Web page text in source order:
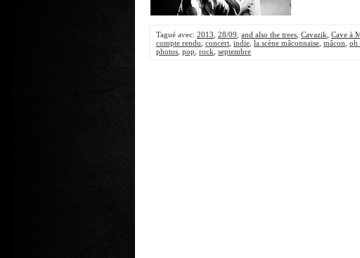
Tagué avec: 2013 28/09 and also the trees Cavazik Cave à
compte rendu concert indie la scène mâconnaise mâcon oh
photos pop rock septembre